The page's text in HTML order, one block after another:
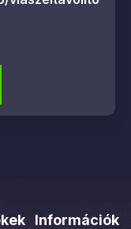
Információk